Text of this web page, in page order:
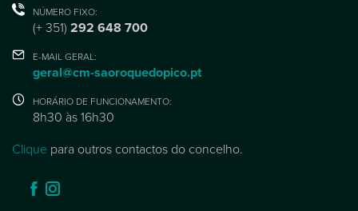
NÚMERO FIXO:
(+ 351) 292 648 700
E-MAIL GERAL:
geral@cm-saoroquedopico.pt
HORÁRIO DE FUNCIONAMENTO:
8h30 às 16h30
Clique para outros contactos do concelho.